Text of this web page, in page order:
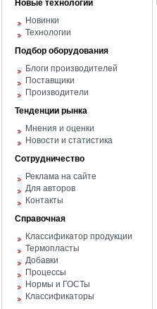
Новые технологии
Новинки
Технологии
Подбор оборудования
Блоги производителей
Поставщики
Производители
Тенденции рынка
Мнения и оценки
Новости и статистика
Сотрудничество
Реклама на сайте
Для авторов
Контакты
Справочная
Классификатор продукции
Термопласты
Добавки
Процессы
Нормы и ГОСТы
Классификаторы